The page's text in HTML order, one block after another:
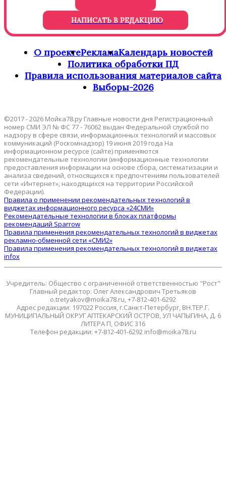
НАПИСАТЬ В РЕДАКЦИЮ
О проектеРекламаКалендарь новостей
Политика обработки ПД
Правила использования материалов сайта
Выборы-2026
©2017 - 2026 Мойка78.ру Главные новости дня Регистрационный
номер СМИ ЭЛ № ФС 77 - 76062 выдан Федеральной службой по
надзору в сфере связи, информационных технологий и массовых
коммуникаций (Роскомнадзор) 19 июня 2019 года На
информационном ресурсе (сайте) применяются
рекомендательные технологии (информационные технологии
предоставления информации на основе сбора, систематизации и
анализа сведений, относящихся к предпочтениям пользователей
сети «Интернет», находящихся на территории Российской
Федерации).
Правила о применении рекомендательных технологий в
виджетах информационного ресурса «24СМИ»
Рекомендательные технологии в блоках платформы
рекомендаций Sparrow
Правила применения рекомендательных технологий в виджетах
рекламно-обменной сети «СМИ2»
Правила применения рекомендательных технологий в виджетах
infox
Учредитель: Общество с ограниченной ответственностью "Рост"
Главный редактор: Олег Александрович Третьяков
o.tretyakov@moika78.ru, +7-812-401-6292
Адрес редакции: 197022 Россия, г.Санкт-Петербург, ВН.ТЕР.Г.
МУНИЦИПАЛЬНЫЙ ОКРУГ АПТЕКАРСКИЙ ОСТРОВ, УЛ ЧАПЫГИНА, Д. 6
ЛИТЕРА П, ОФИС 316
Телефон редакции: +7-812-401-6292 info@moika78.ru